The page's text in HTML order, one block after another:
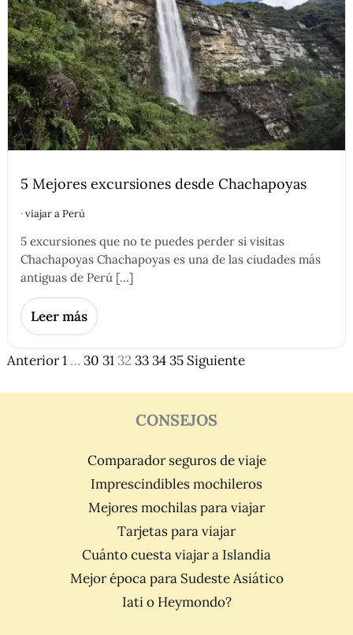
5 Mejores excursiones desde Chachapoyas
·viajar a Perú
5 excursiones que no te puedes perder si visitas
Chachapoyas Chachapoyas es una de las ciudades más
antiguas de Perú […]
Leer más
Anterior1 … 30 31 32333435 Siguiente
CONSEJOS
Comparador seguros de viaje
Imprescindibles mochileros
Mejores mochilas para viajar
Tarjetas para viajar
Cuánto cuesta viajar a Islandia
Mejor época para Sudeste Asiático
Iati o Heymondo?